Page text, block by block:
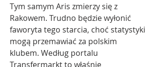
Tym samym Aris zmierzy się z
Rakowem. Trudno będzie wyłonić
faworyta tego starcia, choć statystyki
mogą przemawiać za polskim
klubem. Według portalu
Transfermarkt to właśnie